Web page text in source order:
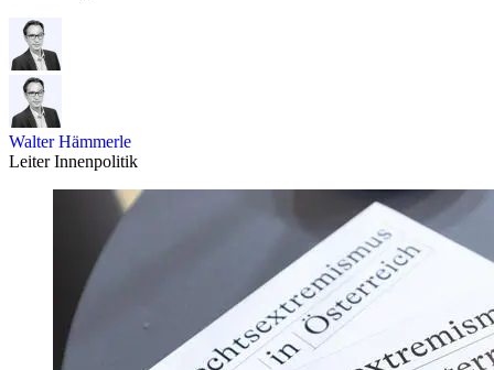
Walter Hämmerle
Leiter Innenpolitik